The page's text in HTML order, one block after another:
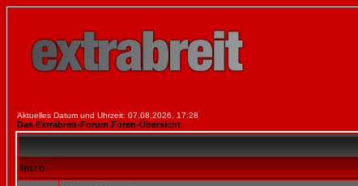
Aktuelles Datum und Uhrzeit: 07.08.2026, 17:28
Das Extrabreit-Forum Foren-Übersicht
Intro